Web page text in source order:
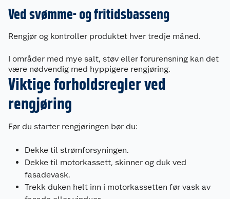
Ved svømme- og fritidsbasseng
Rengjør og kontroller produktet hver tredje måned.
I områder med mye salt, støv eller forurensning kan det
være nødvendig med hyppigere rengjøring.
Viktige forholdsregler ved
rengjøring
Før du starter rengjøringen bør du:
Dekke til strømforsyningen.
Dekke til motorkassett, skinner og duk ved
fasadevask.
Trekk duken helt inn i motorkassetten før vask av